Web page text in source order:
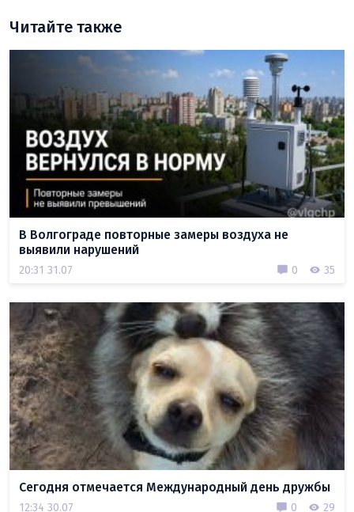
Читайте также
В Волгограде повторные замеры воздуха не
выявили нарушений
20:31 31.07 0 35
Сегодня отмечается Международный день дружбы
12:34 30.07 0 29